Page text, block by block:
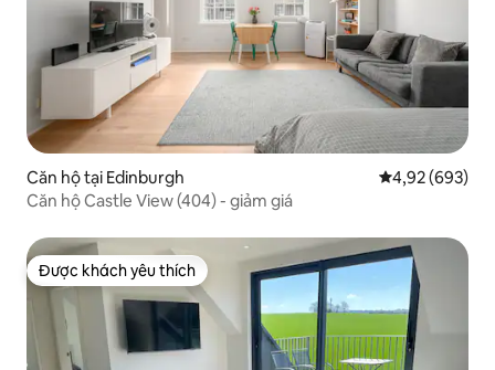
Căn hộ tại Edinburgh Xếp hạng
4,92 (693)
Căn hộ Castle View (404) - giảm giá
Được khách yêu thích
Được khách yêu thích